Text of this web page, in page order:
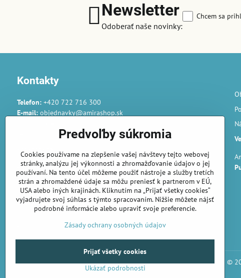
Newsletter
Odoberať naše novinky:
Chcem sa
Kontakty
Telefon:+420 722 716 300
E-mail:objednavky@amirashop.sk
česky, anglicky, rusky, španělsky, polsky
Gairaca s.r.o.
74253 Kunín 348
Česká republika
Objednávky
Stav objednávky
©
Predvoľby súkromia
Cookies používame na zlepšenie vašej návštevy tejto webovej
stránky, analýzu jej výkonnosti a zhromažďovanie údajov o jej
používaní. Na tento účel môžeme použiť nástroje a služby tretích
strán a zhromaždené údaje sa môžu preniesť k partnerom v EÚ,
USA alebo iných krajinách. Kliknutím na „Prijať všetky cookies“
vyjadrujete svoj súhlas s týmto spracovaním. Nižšie môžete nájsť
podrobné informácie alebo upraviť svoje preferencie.
Zásady ochrany osobných údajov
Ukázať podrobnosti
Prijať všetky cookies